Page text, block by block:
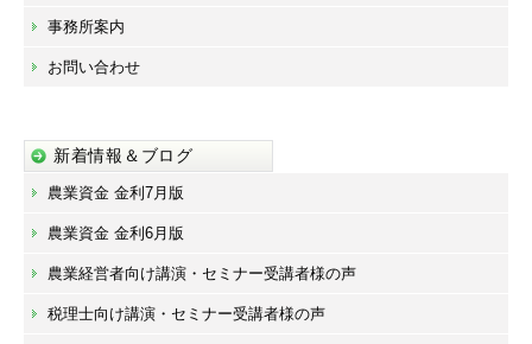
事務所案内
お問い合わせ
新着情報＆ブログ
農業資金 金利7月版
農業資金 金利6月版
農業経営者向け講演・セミナー受講者様の声
税理士向け講演・セミナー受講者様の声